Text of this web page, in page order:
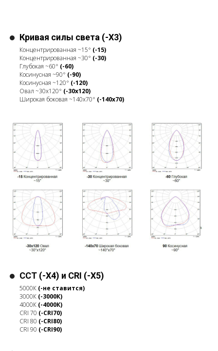
Кривая силы света (-X3)
Концентрированная ~15° (-15)
Концентрированная ~30° (-30)
Глубокая ~60° (-60)
Косинусная ~90° (-90)
Косинусная ~120° (-120)
Овал ~30x120° (-30x120)
Широкая боковая ~140x70° (-140x70)
CCT (-X4) и CRI (-X5)
5000К (-не ставится)
3000К (-3000К)
4000К (-4000К)
CRI 70 (-CRI70)
CRI 80 (-CRI80)
CRI 90 (-CRI90)